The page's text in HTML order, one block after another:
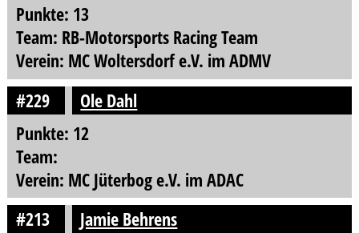
Punkte: 13
Team: RB-Motorsports Racing Team
Verein: MC Woltersdorf e.V. im ADMV
#229
Ole Dahl
Punkte: 12
Team:
Verein: MC Jüterbog e.V. im ADAC
#213
Jamie Behrens